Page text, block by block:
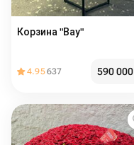
Корзина "Вау"
4.95637 590 000